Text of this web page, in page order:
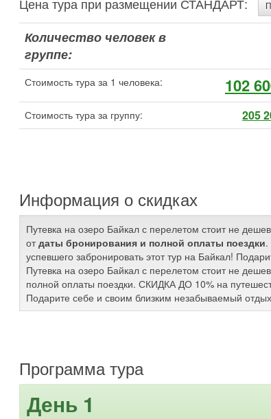
Количество человек в
группе:
Стоимость тура за 1 человека: 102
Стоимость тура за группу: 205
Информация о скидках
Путевка на озеро Байкал с перелетом стоит не
отдаты бронирования и полной оплаты поездки.
успевшего забронировать этот тур на Байкал!
Путевка на озеро Байкал с перелетом стоит не
полной оплаты поездки. СКИДКА ДО 10% на
Подарите себе и своим близким незабываемый
Программа тура
День 1